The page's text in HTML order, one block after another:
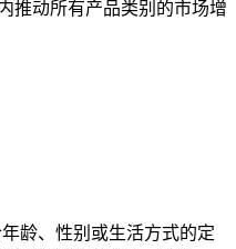
推动所有产品类别的市场增
龄、性别或生活方式的定